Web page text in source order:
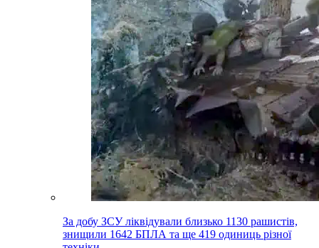
За добу ЗСУ ліквідували близько 1130 рашистів,
знищили 1642 БПЛА та ще 419 одиниць різної